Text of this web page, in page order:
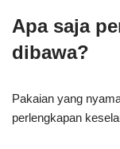
Apa saja
dibawa?
Pakaian yang
perlengkapan